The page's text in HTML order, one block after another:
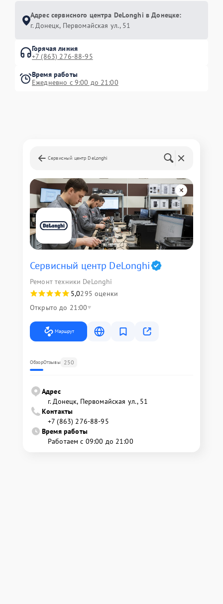
Адрес сервисного центра DeLonghi в Донецке:
г. Донецк, Первомайская ул., 51
Горячая линия
+7 (863) 276-88-95
Время работы
Ежедневно с 9:00 до 21:00
Сервисный центр DeLonghi
Сервисный центр DeLonghi
Ремонт техники DeLonghi
5,0295 оценки
Открыто до 21:00
Маршрут
ОбзорОтзывы 250
Адрес
г. Донецк, Первомайская ул., 51
Контакты
+7 (863) 276-88-95
Время работы
Работаем с 09:00 до 21:00